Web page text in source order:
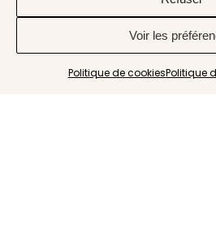
Voir les
Politique de cookiesPolitique